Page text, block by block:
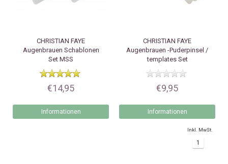
CHRISTIAN FAYE
Augenbrauen Schablonen
Set MSS
€14,95
Informationen
CHRISTIAN FAYE
Augenbrauen -Puderpinsel /
templates Set
€9,95
Informationen
Inkl. MwSt.
1